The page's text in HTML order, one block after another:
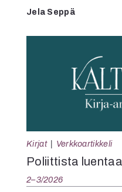
Jela Seppä
Kirjat Verkkoartikkeli
Poliittista luentaa
2–3/2026